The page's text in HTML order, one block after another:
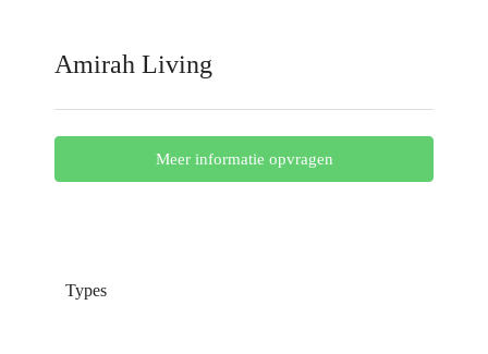
Amirah Living
Meer informatie opvragen
Types